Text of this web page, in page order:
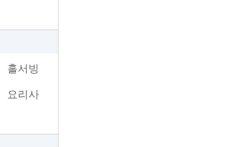
홀서빙
요리사